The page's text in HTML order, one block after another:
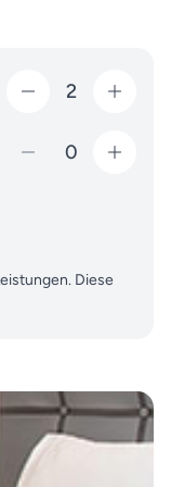
2
0
Diese